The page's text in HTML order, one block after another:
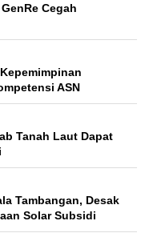
Cegah
ASN
Tanah Laut Dapat
Tambangan, Desak
Solar Subsidi